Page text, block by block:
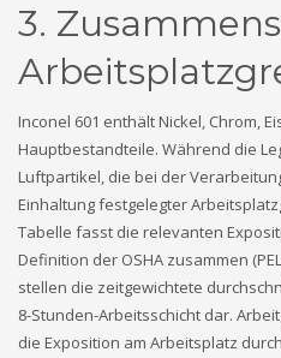
3.
Inconel 601 enthält Nickel, Chrom,
Hauptbestandteile. Während die
Luftpartikel, die bei der
Einhaltung festgelegter
Tabelle fasst die relevanten
Definition der OSHA zusammen
stellen die zeitgewichtete
8-Stunden-Arbeitsschicht dar.
die Exposition am Arbeitsplatz